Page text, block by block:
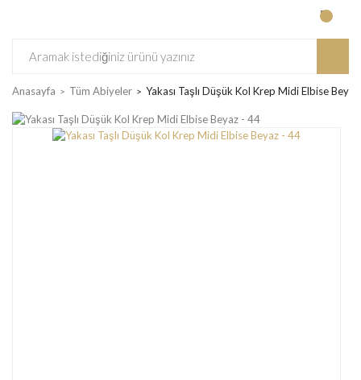
Anasayfa Tüm Abiyeler Yakası Taşlı Düşük Kol Krep Midi Elbise